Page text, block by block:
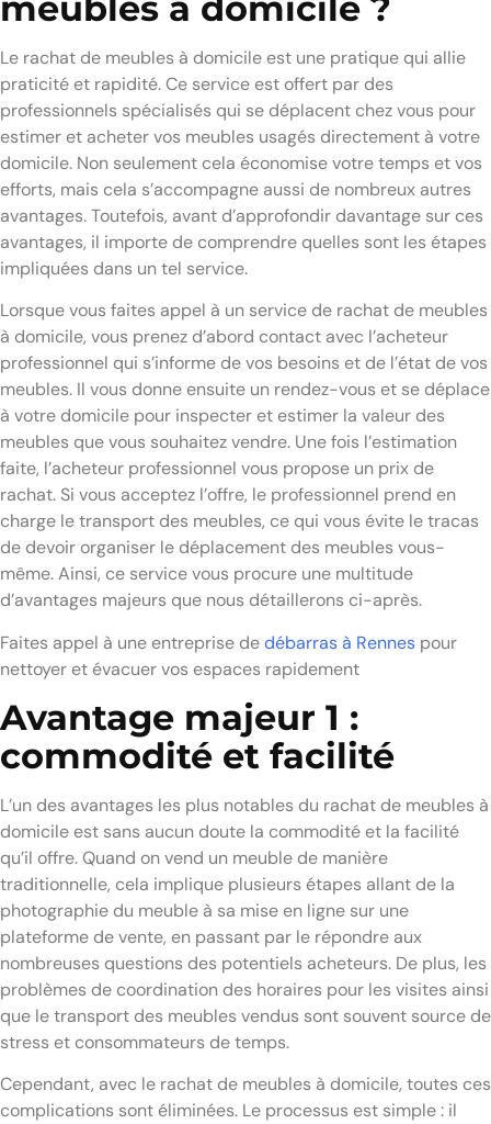
Le rachat de meubles à domicile est une pratique qui allie
praticité et rapidité. Ce service est offert par des
professionnels spécialisés qui se déplacent chez vous pour
estimer et acheter vos meubles usagés directement à votre
domicile. Non seulement cela économise votre temps et vos
efforts, mais cela s’accompagne aussi de nombreux autres
avantages. Toutefois, avant d’approfondir davantage sur ces
avantages, il importe de comprendre quelles sont les étapes
impliquées dans un tel service.
Lorsque vous faites appel à un service de rachat de meubles
à domicile, vous prenez d’abord contact avec l’acheteur
professionnel qui s’informe de vos besoins et de l’état de vos
meubles. Il vous donne ensuite un rendez-vous et se déplace
à votre domicile pour inspecter et estimer la valeur des
meubles que vous souhaitez vendre. Une fois l’estimation
faite, l’acheteur professionnel vous propose un prix de
rachat. Si vous acceptez l’offre, le professionnel prend en
charge le transport des meubles, ce qui vous évite le tracas
de devoir organiser le déplacement des meubles vous-
même. Ainsi, ce service vous procure une multitude
d’avantages majeurs que nous détaillerons ci-après.
Faites appel à une entreprise dedébarras à Rennes pour
nettoyer et évacuer vos espaces rapidement
Avantage majeur 1 :
commodité et facilité
L’un des avantages les plus notables du rachat de meubles à
domicile est sans aucun doute la commodité et la facilité
qu’il offre. Quand on vend un meuble de manière
traditionnelle, cela implique plusieurs étapes allant de la
photographie du meuble à sa mise en ligne sur une
plateforme de vente, en passant par le répondre aux
nombreuses questions des potentiels acheteurs. De plus, les
problèmes de coordination des horaires pour les visites ainsi
que le transport des meubles vendus sont souvent source de
stress et consommateurs de temps.
Cependant, avec le rachat de meubles à domicile, toutes ces
complications sont éliminées. Le processus est simple : il